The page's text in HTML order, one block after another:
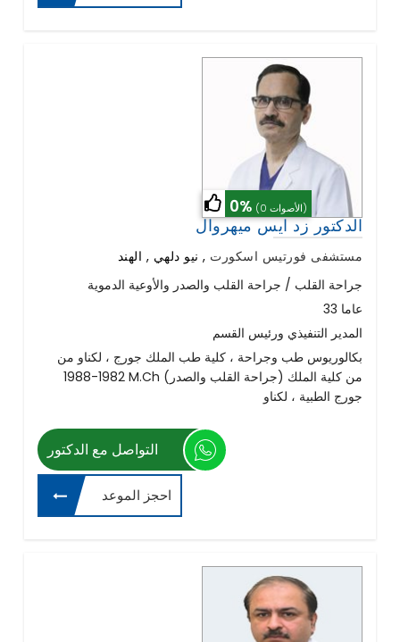
0% (0 الأصوات)
الدكتور زد ايس ميهروال
مستشفى فورتيس اسكورت , نيو دلهي , الهند
جراحة القلب / جراحة القلب والصدر والأوعية الدموية
33 عاما
المدير التنفيذي ورئيس القسم
بكالوريوس طب وجراحة ، كلية طب الملك جورج ، لكناو من
1982-1988 M.Ch (جراحة القلب والصدر) من كلية الملك
جورج الطبية ، لكناو
التواصل مع الدكتور
احجز الموعد